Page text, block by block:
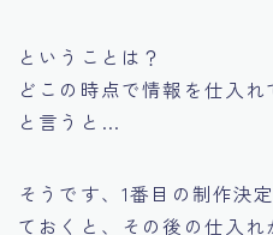
ということは？
どこの時点で情報を仕入
と言うと…
そうです、1番目の制作決
ておくと、その後の仕入